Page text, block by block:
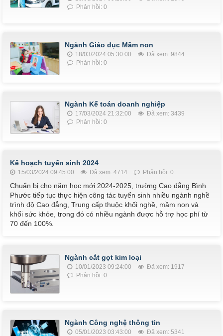
Phản hồi: 0
Ngành Giáo dục Mầm non
18/03/2024 05:30:00
Đã xem: 9844
Phản hồi: 0
Ngành Kế toán doanh nghiệp
17/03/2024 21:32:00
Đã xem: 3439
Phản hồi: 0
Kế hoạch tuyển sinh 2024
15/03/2024 09:45:00 Đã xem: 4714 Phản hồi: 0
Chuẩn bị cho năm học mới 2024-2025, trường Cao đẳng Bình
Phước tiếp tục thực hiện công tác tuyển sinh nhiều ngành nghề
trình độ Cao đẳng, Trung cấp thuộc khối nghề, mầm non và
khối sức khỏe, trong đó có nhiều ngành được hỗ trợ học phí từ
70 đến 100%.
Ngành cắt gọt kim loại
10/01/2023 09:24:00
Đã xem: 1917
Phản hồi: 0
Ngành Công nghệ thông tin
05/01/2023 03:43:00
Đã xem: 5341